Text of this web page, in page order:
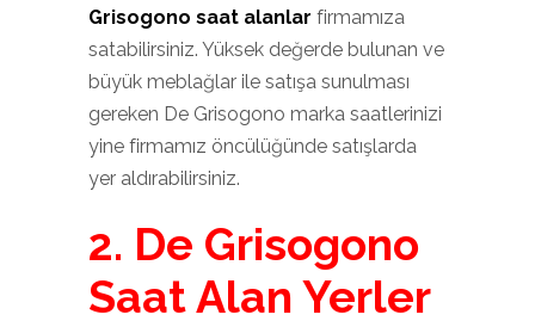
Grisogono saat alanlar firmamıza
satabilirsiniz. Yüksek değerde bulunan ve
büyük meblağlar ile satışa sunulması
gereken De Grisogono marka saatlerinizi
yine firmamız öncülüğünde satışlarda
yer aldırabilirsiniz.
2. De Grisogono
Saat Alan Yerler